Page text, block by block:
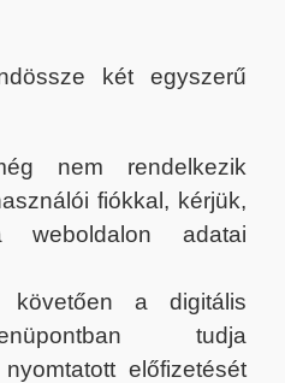
két egyszerű
nem rendelkezik
fiókkal, kérjük,
weboldalon adatai
követően a digitális
tudja
előfizetését